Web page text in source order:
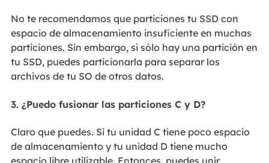
No te recomendamos que particiones tu SSD con
espacio de almacenamiento insuficiente en muchas
particiones. Sin embargo, si sólo hay una partición en
tu SSD, puedes particionarla para separar los
archivos de tu SO de otros datos.
3. ¿Puedo fusionar las particiones C y D?
Claro que puedes. Si tu unidad C tiene poco espacio
de almacenamiento y tu unidad D tiene mucho